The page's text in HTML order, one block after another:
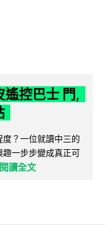
遙控巴士 門,
？一位就讀中三的
一步步變成真正可
閱讀全文